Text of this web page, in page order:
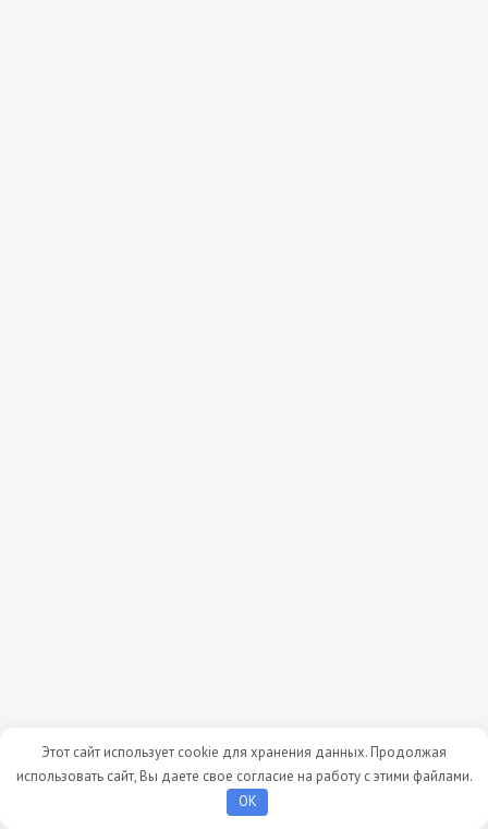
Этот сайт использует cookie для хранения данных. Продолжая
использовать сайт, Вы даете свое согласие на работу с этими файлами.
OK